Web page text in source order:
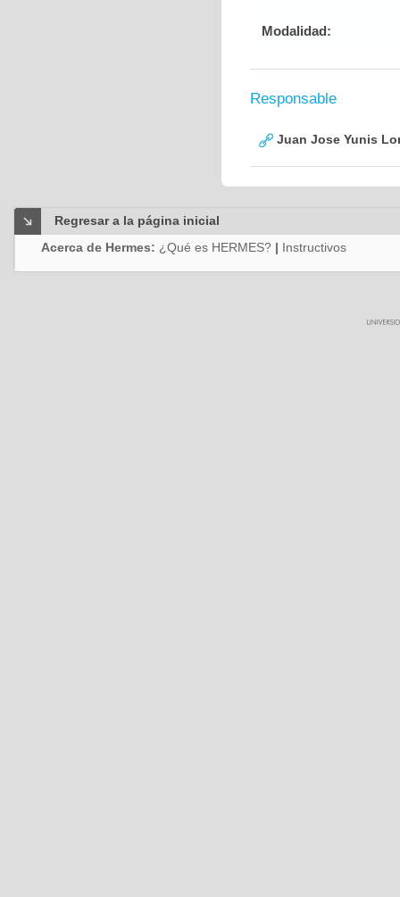
Modalidad:
Responsable
Juan Jose Yunis
Regresar a la página inicial
Acerca de Hermes: ¿Qué es HERMES? | Instructivos